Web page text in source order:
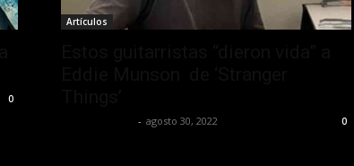
0
Artículos
- agosto 30, 2022 0